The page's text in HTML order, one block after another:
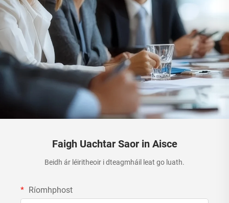
Faigh Uachtar Saor in Aisce
Beidh ár léiritheoir i dteagmháil leat go luath.
Ríomhphost